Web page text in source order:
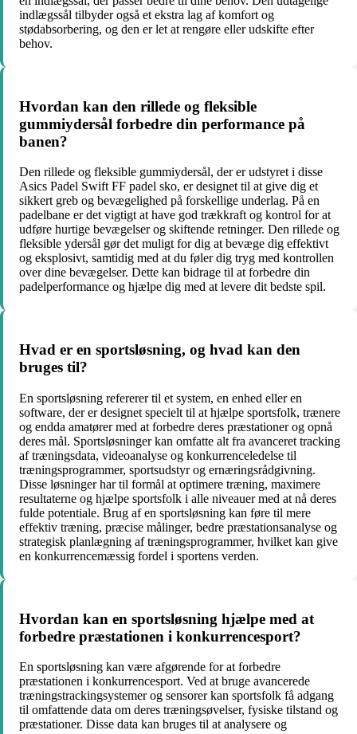
indlægssål tilbyder også et ekstra lag af komfort og
stødabsorbering, og den er let at rengøre eller udskifte efter
behov.
Hvordan kan den rillede og fleksible
gummiydersål forbedre din performance på
banen?
Den rillede og fleksible gummiydersål, der er udstyret i disse
Asics Padel Swift FF padel sko, er designet til at give dig et
sikkert greb og bevægelighed på forskellige underlag. På en
padelbane er det vigtigt at have god trækkraft og kontrol for at
udføre hurtige bevægelser og skiftende retninger. Den rillede og
fleksible ydersål gør det muligt for dig at bevæge dig effektivt
og eksplosivt, samtidig med at du føler dig tryg med kontrollen
over dine bevægelser. Dette kan bidrage til at forbedre din
padelperformance og hjælpe dig med at levere dit bedste spil.
Hvad er en sportsløsning, og hvad kan den
bruges til?
En sportsløsning refererer til et system, en enhed eller en
software, der er designet specielt til at hjælpe sportsfolk, trænere
og endda amatører med at forbedre deres præstationer og opnå
deres mål. Sportsløsninger kan omfatte alt fra avanceret tracking
af træningsdata, videoanalyse og konkurrenceledelse til
træningsprogrammer, sportsudstyr og ernæringsrådgivning.
Disse løsninger har til formål at optimere træning, maximere
resultaterne og hjælpe sportsfolk i alle niveauer med at nå deres
fulde potentiale. Brug af en sportsløsning kan føre til mere
effektiv træning, præcise målinger, bedre præstationsanalyse og
strategisk planlægning af træningsprogrammer, hvilket kan give
en konkurrencemæssig fordel i sportens verden.
Hvordan kan en sportsløsning hjælpe med at
forbedre præstationen i konkurrencesport?
En sportsløsning kan være afgørende for at forbedre
præstationen i konkurrencesport. Ved at bruge avancerede
træningstrackingsystemer og sensorer kan sportsfolk få adgang
til omfattende data om deres træningsøvelser, fysiske tilstand og
præstationer. Disse data kan bruges til at analysere og